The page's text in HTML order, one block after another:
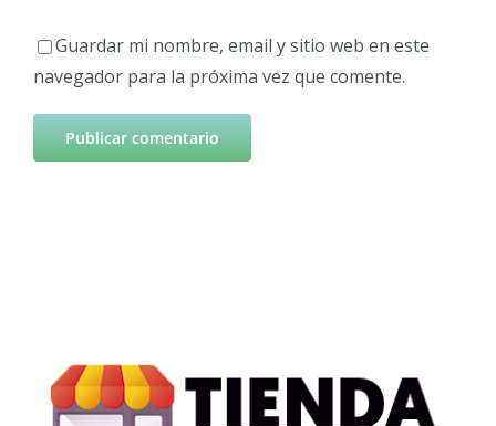
Guardar mi nombre, email y sitio web en este
navegador para la próxima vez que comente.